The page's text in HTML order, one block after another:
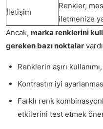
İletişim
Renkler,
iletmenize
Ancak, marka renklerini
gereken bazı noktalar
Renklerin aşırı
Kontrastın iyi
Farklı renk
etkilerini test etmek